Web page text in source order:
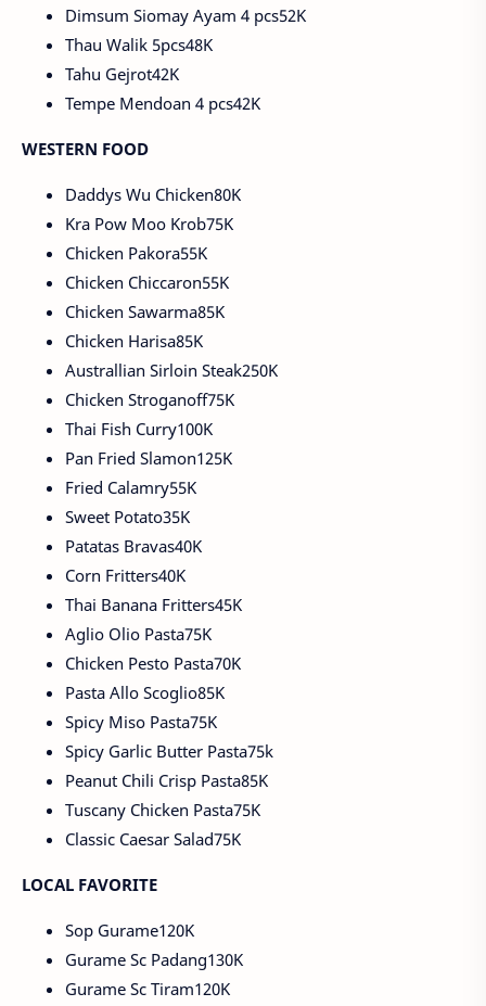
Dimsum Siomay Ayam 4 pcs52K
Thau Walik 5pcs48K
Tahu Gejrot42K
Tempe Mendoan 4 pcs42K
WESTERN FOOD
Daddys Wu Chicken80K
Kra Pow Moo Krob75K
Chicken Pakora55K
Chicken Chiccaron55K
Chicken Sawarma85K
Chicken Harisa85K
Australlian Sirloin Steak250K
Chicken Stroganoff75K
Thai Fish Curry100K
Pan Fried Slamon125K
Fried Calamry55K
Sweet Potato35K
Patatas Bravas40K
Corn Fritters40K
Thai Banana Fritters45K
Aglio Olio Pasta75K
Chicken Pesto Pasta70K
Pasta Allo Scoglio85K
Spicy Miso Pasta75K
Spicy Garlic Butter Pasta75k
Peanut Chili Crisp Pasta85K
Tuscany Chicken Pasta75K
Classic Caesar Salad75K
LOCAL FAVORITE
Sop Gurame120K
Gurame Sc Padang130K
Gurame Sc Tiram120K